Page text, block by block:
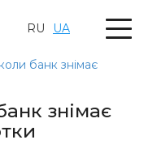
RU UA
банк знімає
знімає